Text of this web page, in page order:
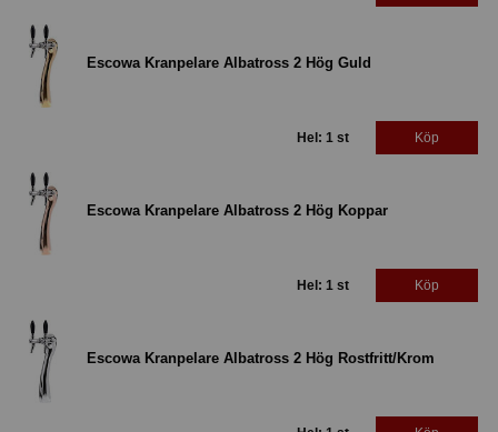
Escowa Kranpelare Albatross 2 Hög Guld
Hel: 1 st Köp
Escowa Kranpelare Albatross 2 Hög Koppar
Hel: 1 st Köp
Escowa Kranpelare Albatross 2 Hög Rostfritt/Krom